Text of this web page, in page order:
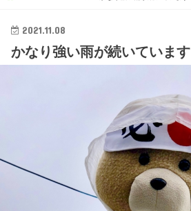
2021.11.08
かなり強い雨が続いています